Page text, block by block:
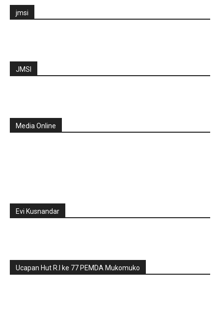
jmsi
JMSI
Media Online
Evi Kusnandar
Ucapan Hut R.I ke 77 PEMDA Mukomuko